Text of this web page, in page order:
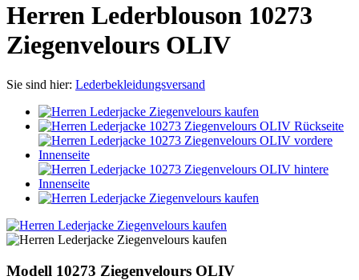
Herren Lederblouson 10273
Ziegenvelours OLIV
Sie sind hier: Lederbekleidungsversand
Modell 10273 Ziegenvelours OLIV